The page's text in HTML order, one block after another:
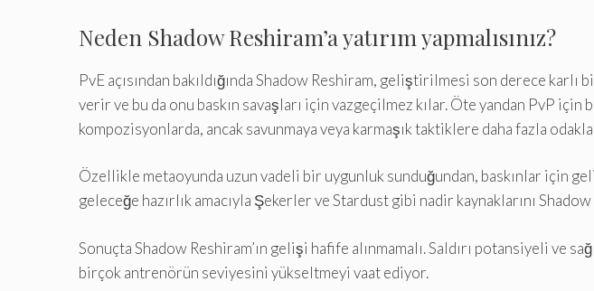
Neden Shadow Reshiram’a yatırım yapmalısınız?
PvE açısından bakıldığında Shadow Reshiram, geliştirilmesi son derece
verir ve bu da onu baskın savaşları için vazgeçilmez kılar. Öte yandan PvP
kompozisyonlarda, ancak savunmaya veya karmaşık taktiklere daha fazla
Özellikle metaoyunda uzun vadeli bir uygunluk sunduğundan, baskınlar
geleceğe hazırlık amacıyla Şekerler ve Stardust gibi nadir kaynaklarını
Sonuçta Shadow Reshiram’ın gelişi hafife alınmamalı. Saldırı potansiyeli
birçok antrenörün seviyesini yükseltmeyi vaat ediyor.